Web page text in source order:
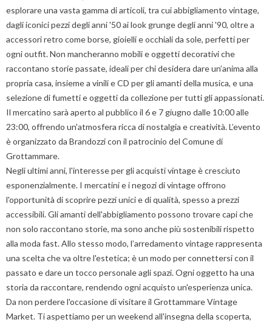
esplorare una vasta gamma di articoli, tra cui abbigliamento vintage,
dagli iconici pezzi degli anni '50 ai look grunge degli anni '90, oltre a
accessori retro come borse, gioielli e occhiali da sole, perfetti per
ogni outfit. Non mancheranno mobili e oggetti decorativi che
raccontano storie passate, ideali per chi desidera dare un’anima alla
propria casa, insieme a vinili e CD per gli amanti della musica, e una
selezione di fumetti e oggetti da collezione per tutti gli appassionati.
Il mercatino sarà aperto al pubblico il 6 e 7 giugno dalle 10:00 alle
23:00, offrendo un'atmosfera ricca di nostalgia e creatività. L’evento
è organizzato da Brandozzi con il patrocinio del Comune di
Grottammare.
Negli ultimi anni, l'interesse per gli acquisti vintage è cresciuto
esponenzialmente. I mercatini e i negozi di vintage offrono
l'opportunità di scoprire pezzi unici e di qualità, spesso a prezzi
accessibili. Gli amanti dell'abbigliamento possono trovare capi che
non solo raccontano storie, ma sono anche più sostenibili rispetto
alla moda fast. Allo stesso modo, l’arredamento vintage rappresenta
una scelta che va oltre l'estetica; è un modo per connettersi con il
passato e dare un tocco personale agli spazi. Ogni oggetto ha una
storia da raccontare, rendendo ogni acquisto un'esperienza unica.
Da non perdere l'occasione di visitare il Grottammare Vintage
Market. Ti aspettiamo per un weekend all'insegna della scoperta,